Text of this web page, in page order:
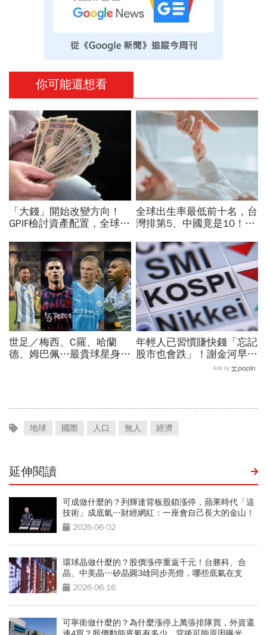
你可能還想看
「大錢」開始改變方向！
GPIF檢討資產配置，全球資
全球出生率最低前十名，台
灣排第5、中國竟是10！亞
經濟壓力成天然避孕藥？
世足／梅西、C羅、哈蘭
德、姆巴佩…最貴球星身價
年輕人已習慣賺快錢「忘記
股市也會跌」！謝金河早一
步示警南韓個股槓桿ETF會
Ads by
地球 國際 人口 無人 經濟
延伸閱讀
可成做什麼的？列輝達背板股鎖漲停，蘋果時代「這
技術」成底氣…財經網紅：一座會自己長大的金山！
2026-06-02
環球晶做什麼的？股價漲停重返千元！台勝科、合
晶、中美晶…矽晶圓3雄同步亮燈，哪些底氣在支
撐？2026-06-16
可寧衛做什麼的？為什麼漲停上萬張排隊買，外資還